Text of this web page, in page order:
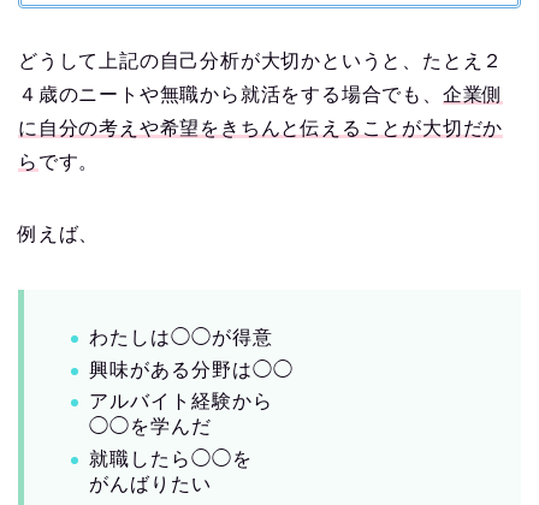
どうして上記の自己分析が大切かというと、たとえ２
４歳のニートや無職から就活をする場合でも、 企業側
に自分の考えや希望をきちんと伝えることが大切だか
ら です。
例えば、
わたしは◯◯が得意
興味がある分野は◯◯
アルバイト経験から
◯◯を学んだ
就職したら◯◯を
がんばりたい